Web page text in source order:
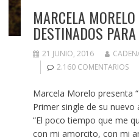
MARCELA
DESTINADOS
21 JUNIO, 2016
2.160 COMENTARIOS
Marcela Morelo presenta
Primer single de su nuevo
“El poco tiempo que me
con mi amorcito, con mi